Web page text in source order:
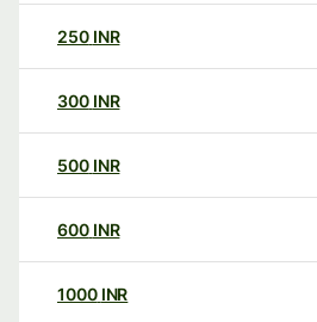
250 INR
300 INR
500 INR
600 INR
1000 INR